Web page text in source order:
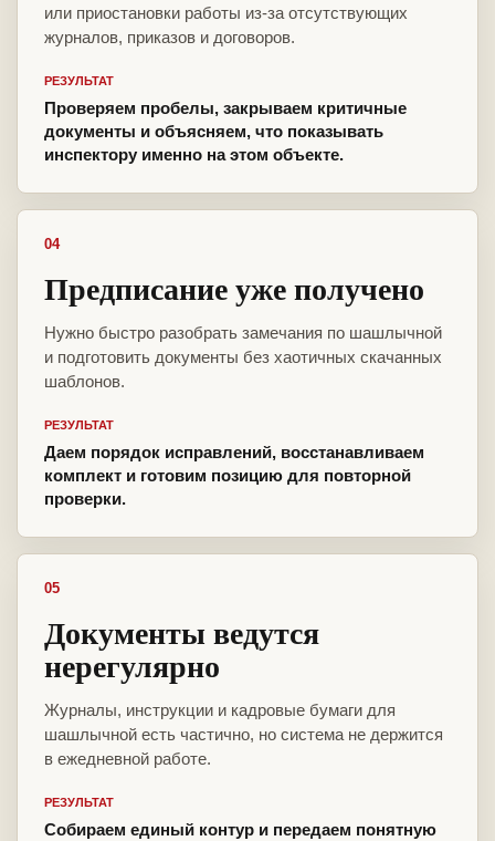
или приостановки работы из-за отсутствующих
журналов, приказов и договоров.
РЕЗУЛЬТАТ
Проверяем пробелы, закрываем критичные
документы и объясняем, что показывать
инспектору именно на этом объекте.
04
Предписание уже получено
Нужно быстро разобрать замечания по шашлычной
и подготовить документы без хаотичных скачанных
шаблонов.
РЕЗУЛЬТАТ
Даем порядок исправлений, восстанавливаем
комплект и готовим позицию для повторной
проверки.
05
Документы ведутся
нерегулярно
Журналы, инструкции и кадровые бумаги для
шашлычной есть частично, но система не держится
в ежедневной работе.
РЕЗУЛЬТАТ
Собираем единый контур и передаем понятную